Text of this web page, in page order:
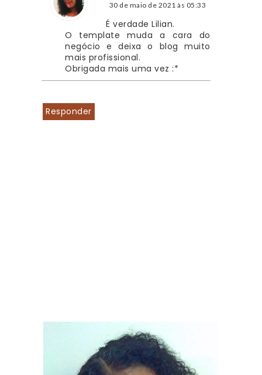
30 de maio de 2021 às 05:33
É verdade Lilian.
O template muda a cara do
negócio e deixa o blog muito
mais profissional.
Obrigada mais uma vez :*
Responder